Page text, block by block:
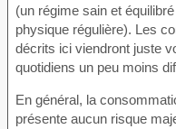
(un régime sain et
physique régulière). Les
décrits ici viendront juste
quotidiens un peu moins
En général, la
présente aucun risque